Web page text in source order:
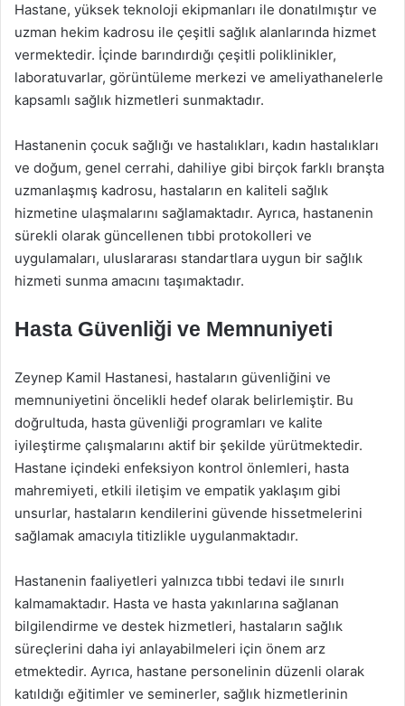
Hastane, yüksek teknoloji ekipmanları ile donatılmıştır ve
uzman hekim kadrosu ile çeşitli sağlık alanlarında hizmet
vermektedir. İçinde barındırdığı çeşitli poliklinikler,
laboratuvarlar, görüntüleme merkezi ve ameliyathanelerle
kapsamlı sağlık hizmetleri sunmaktadır.
Hastanenin çocuk sağlığı ve hastalıkları, kadın hastalıkları
ve doğum, genel cerrahi, dahiliye gibi birçok farklı branşta
uzmanlaşmış kadrosu, hastaların en kaliteli sağlık
hizmetine ulaşmalarını sağlamaktadır. Ayrıca, hastanenin
sürekli olarak güncellenen tıbbi protokolleri ve
uygulamaları, uluslararası standartlara uygun bir sağlık
hizmeti sunma amacını taşımaktadır.
Hasta Güvenliği ve Memnuniyeti
Zeynep Kamil Hastanesi, hastaların güvenliğini ve
memnuniyetini öncelikli hedef olarak belirlemiştir. Bu
doğrultuda, hasta güvenliği programları ve kalite
iyileştirme çalışmalarını aktif bir şekilde yürütmektedir.
Hastane içindeki enfeksiyon kontrol önlemleri, hasta
mahremiyeti, etkili iletişim ve empatik yaklaşım gibi
unsurlar, hastaların kendilerini güvende hissetmelerini
sağlamak amacıyla titizlikle uygulanmaktadır.
Hastanenin faaliyetleri yalnızca tıbbi tedavi ile sınırlı
kalmamaktadır. Hasta ve hasta yakınlarına sağlanan
bilgilendirme ve destek hizmetleri, hastaların sağlık
süreçlerini daha iyi anlayabilmeleri için önem arz
etmektedir. Ayrıca, hastane personelinin düzenli olarak
katıldığı eğitimler ve seminerler, sağlık hizmetlerinin